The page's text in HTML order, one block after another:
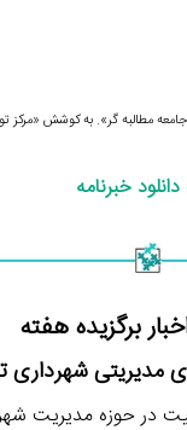
مطالبه­ گر». به کوشش
خبرنامه
برگزیده هفته
مدیریتی شهرداری
در حوزه مدیریت